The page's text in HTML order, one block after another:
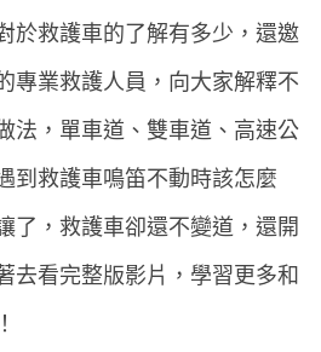
於救護車的了解有多少，還邀
專業救護人員，向大家解釋不
法，單車道、雙車道、高速公
到救護車鳴笛不動時該怎麼
了，救護車卻還不變道，還開
去看完整版影片，學習更多和